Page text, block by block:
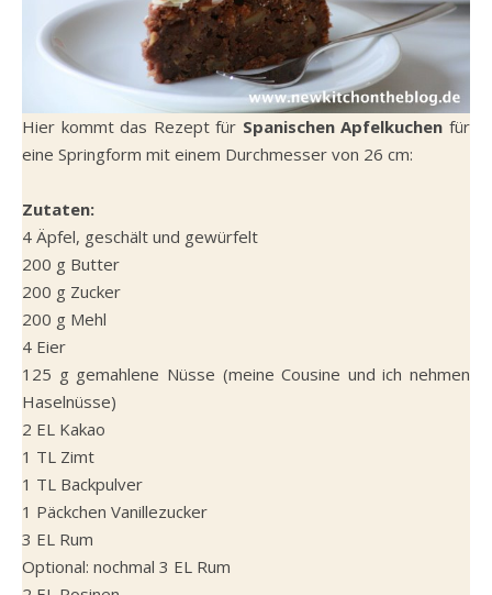
Hier kommt das Rezept für Spanischen Apfelkuchen für
eine Springform mit einem Durchmesser von 26 cm:
Zutaten:
4 Äpfel, geschält und gewürfelt
200 g Butter
200 g Zucker
200 g Mehl
4 Eier
125 g gemahlene Nüsse (meine Cousine und ich nehmen
Haselnüsse)
2 EL Kakao
1 TL Zimt
1 TL Backpulver
1 Päckchen Vanillezucker
3 EL Rum
Optional: nochmal 3 EL Rum